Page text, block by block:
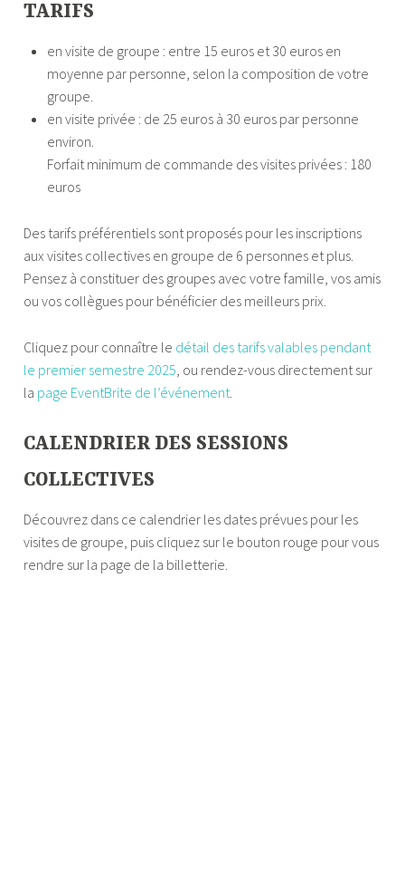
TARIFS
en visite de groupe : entre 15 euros et 30 euros en
moyenne par personne, selon la composition de votre
groupe.
en visite privée : de 25 euros à 30 euros par personne
environ.
Forfait minimum de commande des visites privées : 180
euros
Des tarifs préférentiels sont proposés pour les inscriptions
aux visites collectives en groupe de 6 personnes et plus.
Pensez à constituer des groupes avec votre famille, vos amis
ou vos collègues pour bénéficier des meilleurs prix.
Cliquez pour connaître le détail des tarifs valables pendant
le premier semestre 2025 , ou rendez-vous directement sur
la page EventBrite de l’événement
CALENDRIER DES SESSIONS
COLLECTIVES
Découvrez dans ce calendrier les dates prévues pour les
visites de groupe, puis cliquez sur le bouton rouge pour vous
rendre sur la page de la billetterie.